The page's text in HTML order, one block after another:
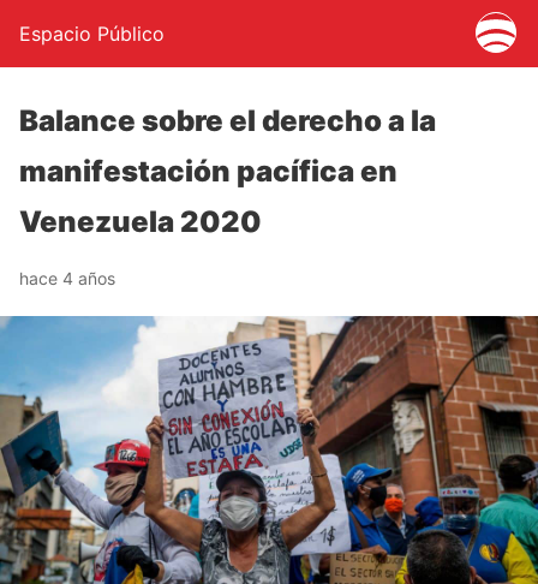
Espacio Público
Balance sobre el derecho a la
manifestación pacífica en
Venezuela 2020
hace 4 años